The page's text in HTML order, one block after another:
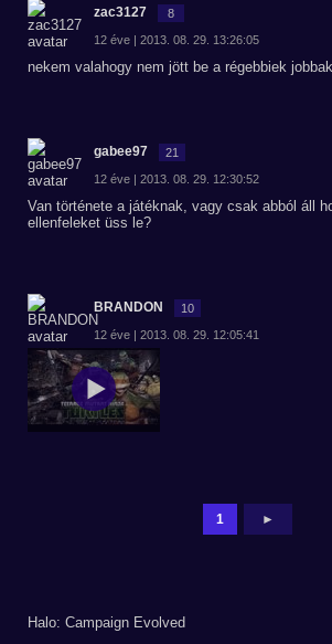
zac3127 8
12 éve | 2013. 08. 29. 13:26:05
nekem valahogy nem jött be a régebbiek
gabee97 21
12 éve | 2013. 08. 29. 12:30:52
Van története a játéknak, vagy csak abból áll
ellenfeleket üss le?
BRANDON 10
12 éve | 2013. 08. 29. 12:05:41
1 ►
Halo: Campaign Evolved